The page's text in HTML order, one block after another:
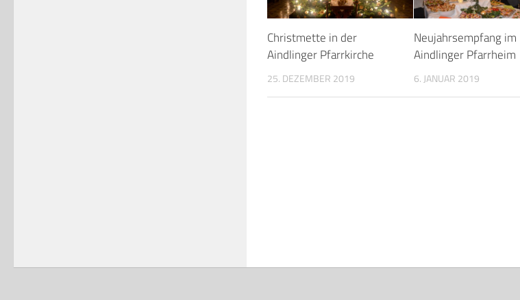
Christmette in der
Aindlinger Pfarrkirche
25. DEZEMBER 2019
Neujahrsempfang im
Aindlinger Pfarrheim
6. JANUAR 2019